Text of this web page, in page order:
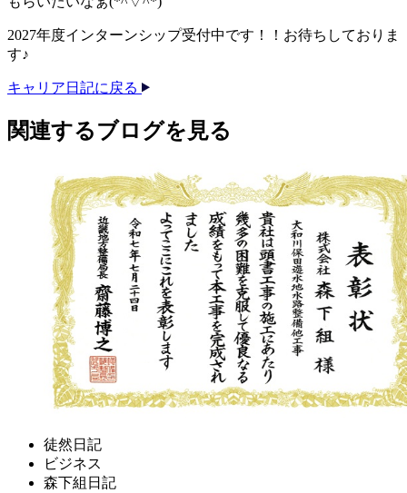
2027年度インターンシップ受付中です！！お待ちしておりま
す♪
キャリア日記に戻る
関連する​ブログを​見る​
徒然日記
ビジネス
森下組日記